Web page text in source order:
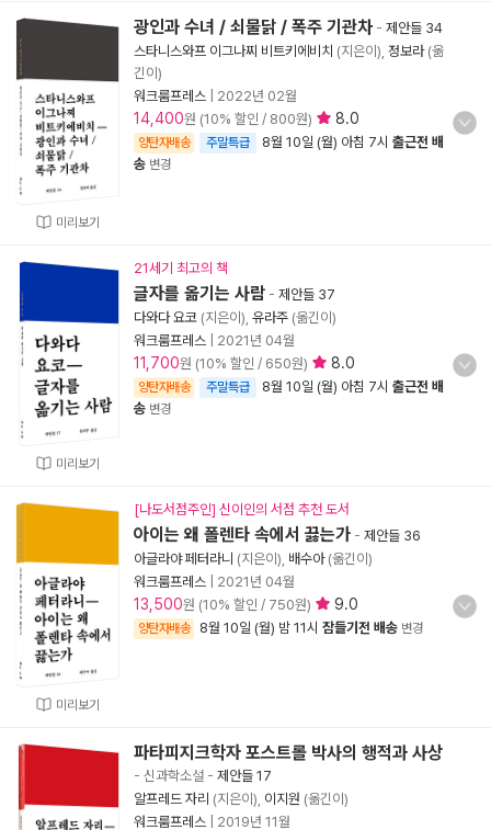
미리보기
광인과 수녀 / 쇠물닭 / 폭주 기관차 - 제안들 34
스타니스와프 이그나찌 비트키에비치 (지은이), 정보라(옮
긴이)
워크룸프레스
2022년 02월
14,400원 (10% 할인 / 800원) 8.0
양탄자배송 주말특급 8월 10일 (월) 아침 7시 출근전 배
송 변경
미리보기
21세기 최고의 책
글자를 옮기는 사람 - 제안들 37
다와다 요코 (지은이), 유라주 (옮긴이)
워크룸프레스
2021년 04월
11,700원 (10% 할인 / 650원) 8.0
양탄자배송 주말특급 8월 10일 (월) 아침 7시 출근전 배
송 변경
미리보기
[나도서점주인] 신이인의 서점 추천 도서
아이는 왜 폴렌타 속에서 끓는가 - 제안들 36
아글라야 페터라니 (지은이), 배수아(옮긴이)
워크룸프레스
2021년 04월
13,500원 (10% 할인 / 750원) 9.0
양탄자배송 8월 10일 (월) 밤 11시 잠들기전 배송 변경
파타피지크학자 포스트롤 박사의 행적과 사상
- 신과학소설 - 제안들 17
알프레드 자리 (지은이), 이지원 (옮긴이)
워크룸프레스
2019년 11월